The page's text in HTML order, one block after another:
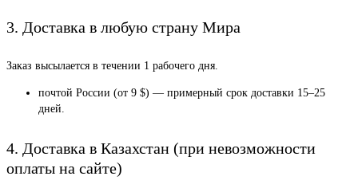
3. Доставка в любую страну Мира
Заказ высылается в течении 1 рабочего дня.
почтой России (от 9 $) — примерный срок доставки 15–25
дней.
4. Доставка в Казахстан (при невозможности
оплаты на сайте)